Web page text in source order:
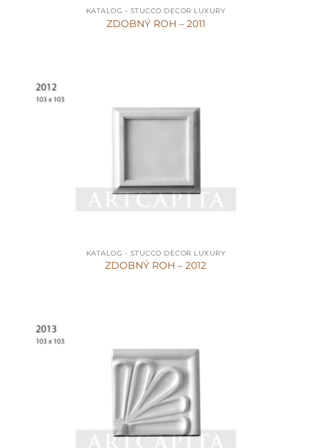
KATALOG - STUCCO DECOR LUXURY
ZDOBNÝ ROH – 2011
KATALOG - STUCCO DECOR LUXURY
ZDOBNÝ ROH – 2012